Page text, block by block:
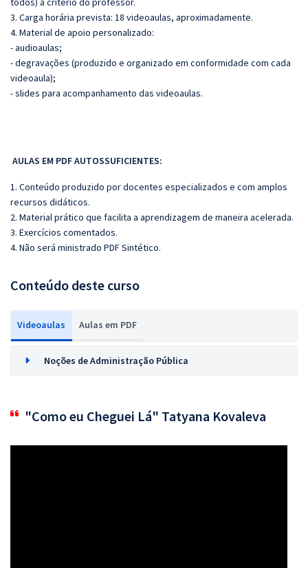
3. Carga horária prevista: 18 videoaulas, aproximadamente.
4. Material de apoio personalizado:
- audioaulas;
- degravações (produzido e organizado em conformidade com cada
videoaula);
- slides para acompanhamento das videoaulas.
AULAS EM PDF AUTOSSUFICIENTES:
1. Conteúdo produzido por docentes especializados e com amplos
recursos didáticos.
2. Material prático que facilita a aprendizagem de maneira acelerada.
3. Exercícios comentados.
4. Não será ministrado PDF Sintético.
Conteúdo deste curso
Videoaulas Aulas em PDF
Noções de Administração Pública
"Como eu Cheguei Lá" Tatyana Kovaleva